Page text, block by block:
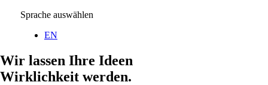
Sprache auswählen
EN
Wir lassen Ihre Ideen
Wirklichkeit werden.